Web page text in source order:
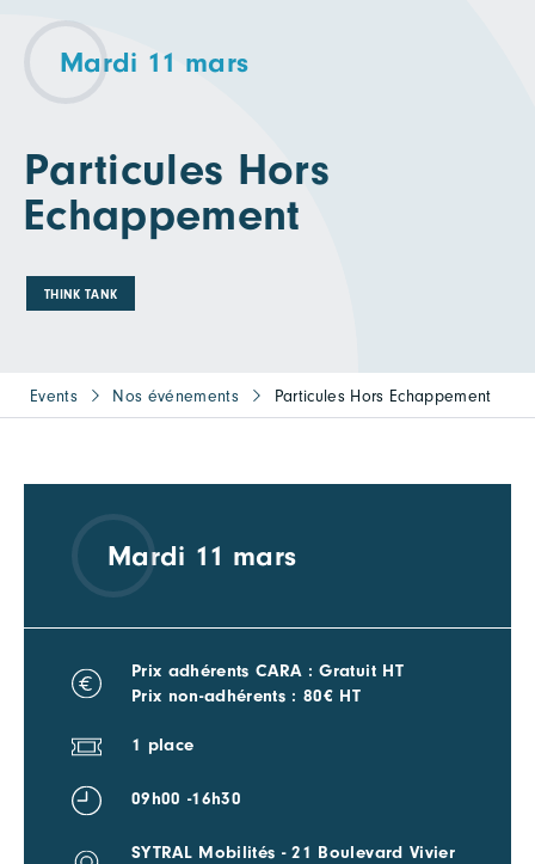
Mardi 11 mars
Particules Hors
Echappement
THINK TANK
Events Nos événements Particules Hors Echappement
Mardi 11 mars
Prix adhérents CARA : Gratuit HT
Prix non-adhérents : 80€ HT
1 place
09h00 -16h30
SYTRAL Mobilités - 21 Boulevard Vivier